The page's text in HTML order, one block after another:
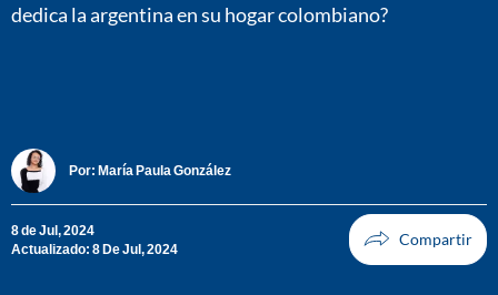
dedica la argentina en su hogar colombiano?
Por: María Paula González
8 de Jul, 2024
Actualizado: 8 De Jul, 2024